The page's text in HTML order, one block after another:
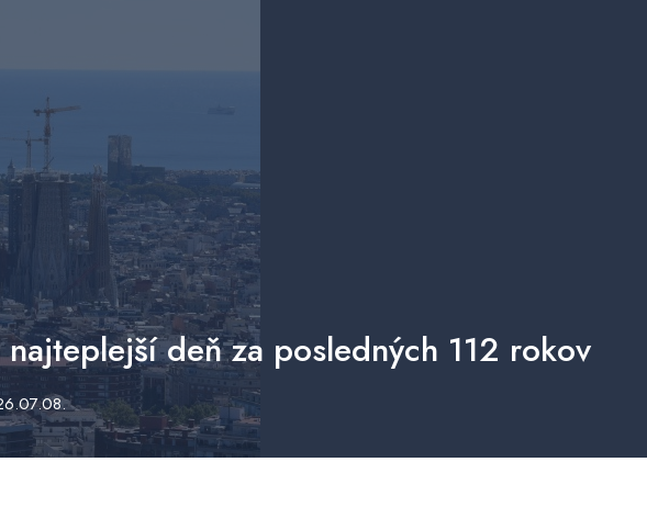
deň za posledných 112 rokov